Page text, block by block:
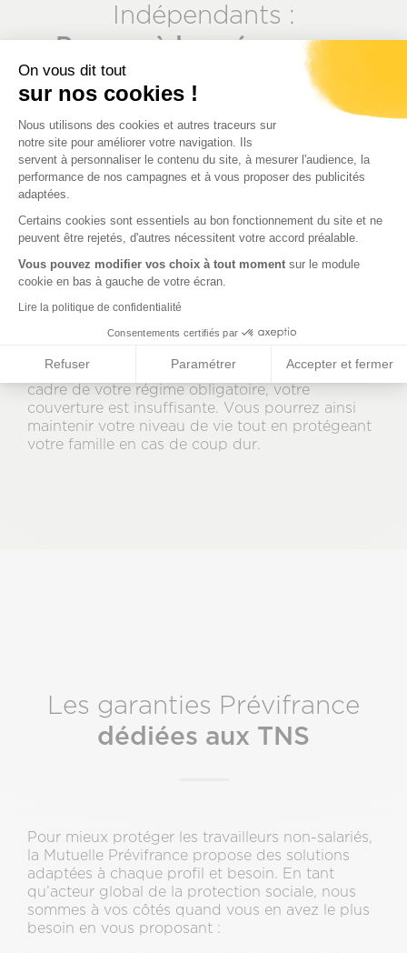
On vous dit tout
sur nos cookies !
Plateforme de Gestion du
Nous utilisons des cookies et autres traceurs sur
notre site pour améliorer votre navigation. Ils
servent à personnaliser le contenu du site, à mesurer l'audience, la
performance de nos campagnes et à vous proposer des publicités
adaptées.
Certains cookies sont essentiels au bon fonctionnement du site et ne
peuvent être rejetés, d'autres nécessitent votre accord préalable.
Vous pouvez modifier vos choix à tout moment sur le module
cookie en bas à gauche de votre écran.
Lire la politique de confidentialité
Consentements certifiés par
Refuser Paramétrer Accepter et fermer
Indépendants :
Pensez à la prévoyance
pour être encore mieux
protégé
que travailleurs non-salariés, il est conseillé de
souscrire un contrat de mutuelle santé dont les
garanties sont adaptées à vos besoins et aussi de
souscrire un contrat de prévoyance.
La prévoyance TNS couvre les aléas de la vie
qu’il s’agisse d’invalidité, d’incapacité à exercer
de souscrire un contrat prévoyance,car dans le
cadre de votre régime obligatoire, votre
couverture est insuffisante. Vous pourrez ainsi
maintenir votre niveau de vie tout en protégeant
votre famille en cas de coup dur.
Les garanties Prévifrance
dédiées aux TNS
Pour mieux protéger les travailleurs non-salariés,
la Mutuelle Prévifrance propose des solutions
adaptées à chaque profil et besoin. En tant
qu’acteur global de la protection sociale, nous
sommes à vos côtés quand vous en avez le plus
besoin en vous proposant :